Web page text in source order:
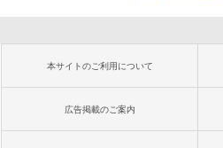
本サイトのご利用について
広告掲載のご案内